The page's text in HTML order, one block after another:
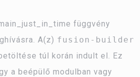
függvény
A(z) fusion-builder
túl korán indult el. Ez
a beépülő modulban vagy